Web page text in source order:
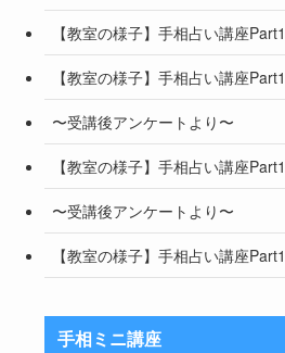
【教室の様子】手相占い講座Part1
【教室の様子】手相占い講座Part1
〜受講後アンケートより〜
【教室の様子】手相占い講座Part1
〜受講後アンケートより〜
【教室の様子】手相占い講座Part1
手相ミニ講座